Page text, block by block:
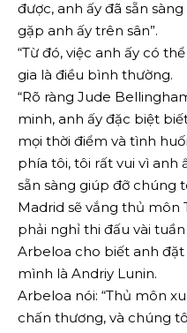
được, anh ấy đã sẵn
gặp anh ấy trên sân”.
“Từ đó, việc anh ấy có
gia là điều bình thường.
“Rõ ràng Jude
minh, anh ấy đặc biệt
mọi thời điểm và tình
phía tôi, tôi rất vui vì anh
sẵn sàng giúp đỡ chúng
Madrid sẽ vắng thủ môn
phải nghỉ thi đấu vài
Arbeloa cho biết anh
mình là Andriy Lunin.
Arbeloa nói: “Thủ môn
chấn thương, và chúng